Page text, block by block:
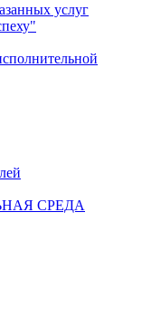
услуг
СРЕДА